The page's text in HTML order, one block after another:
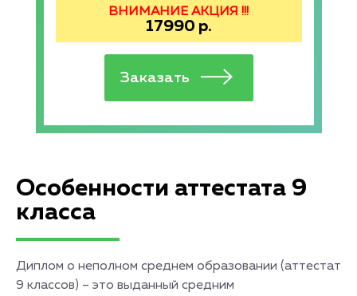
ВНИМАНИЕ АКЦИЯ !!!
17990 р.
Особенности аттестата 9
класса
Диплом о неполном среднем образовании (аттестат
9 классов) – это выданный средним